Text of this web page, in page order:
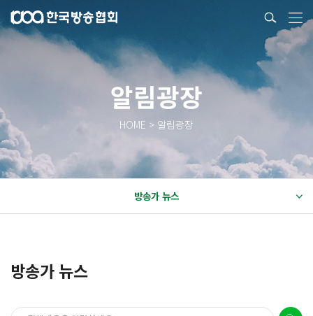
알림광장
HOME > 알림광장
방송가 뉴스
방송가 뉴스